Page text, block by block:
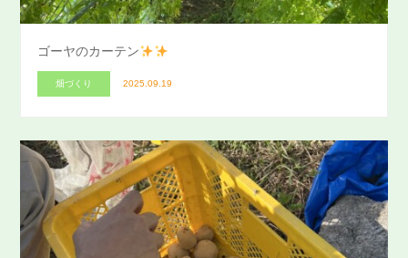
ゴーヤのカーテン
畑づくり 2025.09.19